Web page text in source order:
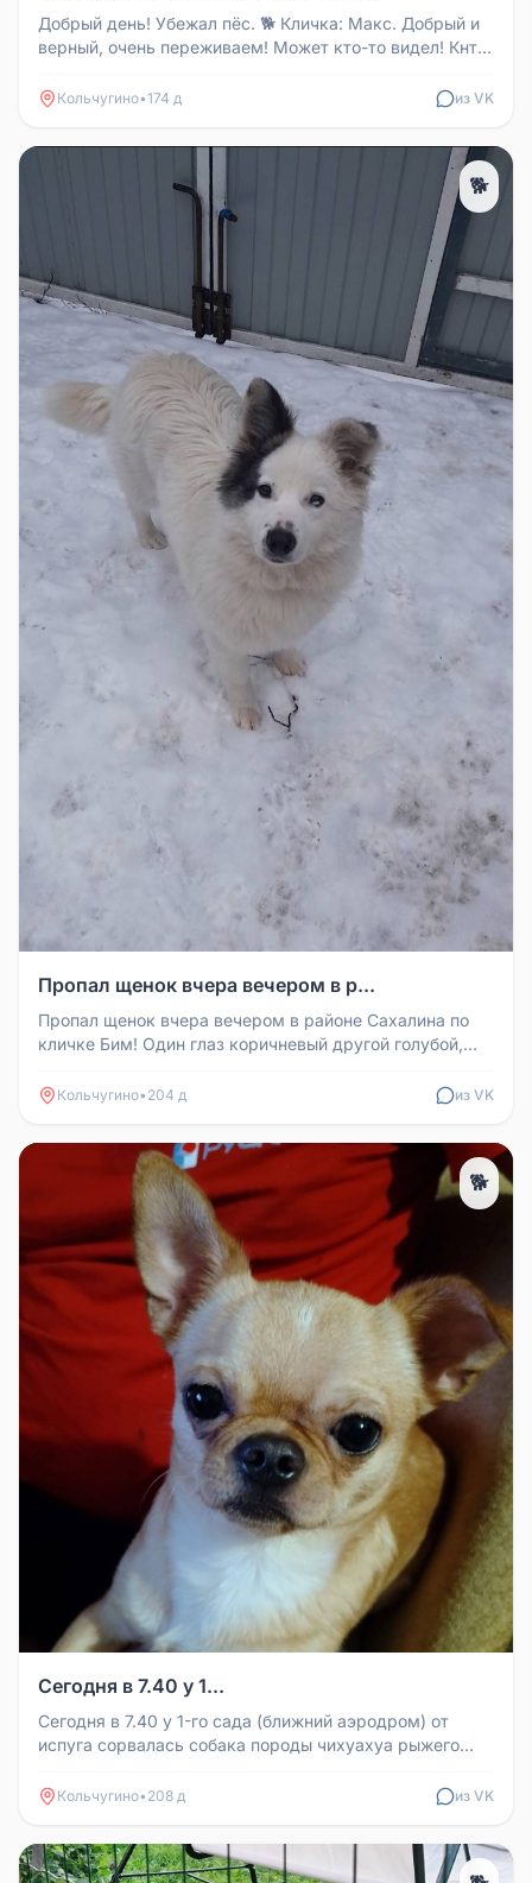
Добрый день! Убежал пёс. 🐕 Кличка: Макс. Добрый и
верный, очень переживаем! Может кто-то видел! Кнт:
Кольчугино•174 д из VK
🐕
Пропал щенок вчера вечером в р...
Пропал щенок вчера вечером в районе Сахалина по
кличке Бим! Один глаз коричневый другой голубой,
Кольчугино• 204 д из VK
🐕
Сегодня в 7.40 у 1...
Сегодня в 7.40 у 1-го сада (ближний аэродром) от
испуга сорвалась собака породы чихуахуа рыжего
Кольчугино• 208 д из VK